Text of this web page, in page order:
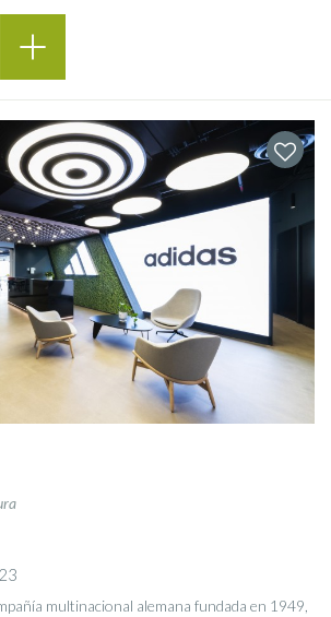
multinacional alemana fundada en 1949,